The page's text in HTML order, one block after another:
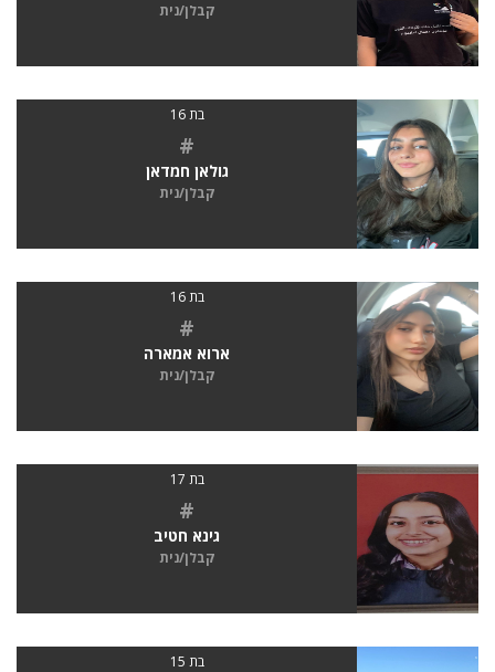
קבלן/נית
בת 16
#
גולאן חמדאן
קבלן/נית
בת 16
#
ארוא אמארה
קבלן/נית
בת 17
#
גינא חטיב
קבלן/נית
בת 15